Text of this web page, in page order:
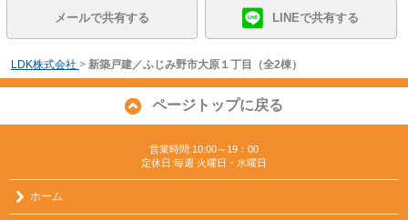
メールで共有する LINEで共有する
LDK株式会社 > 新築戸建／ふじみ野市大原１丁目（全2棟）
ページトップに戻る
営業時間:10:00～19：00
定休日:毎週 火曜日・水曜日
ホーム